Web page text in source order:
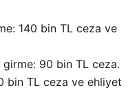
140 bin TL ceza ve
90 bin TL ceza.
bin TL ceza ve ehliyet